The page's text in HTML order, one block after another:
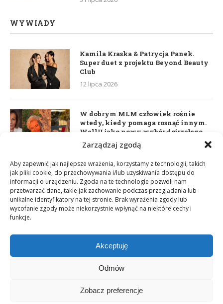
Zarządzaj zgodą
Aby zapewnić jak najlepsze wrażenia, korzystamy z technologii, takich
jak pliki cookie, do przechowywania i/lub uzyskiwania dostępu do
informacji o urządzeniu. Zgoda na te technologie pozwoli nam
przetwarzać dane, takie jak zachowanie podczas przeglądania lub
unikalne identyfikatory na tej stronie. Brak wyrażenia zgody lub
wycofanie zgody może niekorzystnie wpłynąć na niektóre cechy i
funkcje.
Akceptuję
Odmów
Zobacz preferencje
WYWIADY
Kamila Kraska & Patrycja Panek.
Super duet z projektu Beyond Beauty
Club
12 lipca 2026
W dobrym MLM człowiek rośnie
wtedy, kiedy pomaga rosnąć innym.
WellU jako nowy wybór dojrzałego
lidera
Daria Dudzik. Kocham Cię
17 kwietnia 2026